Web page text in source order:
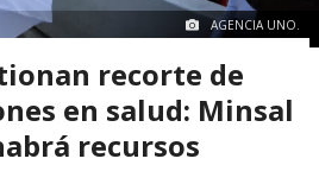
AGENCIA UNO.
recorte de
en salud: Minsal
recursos